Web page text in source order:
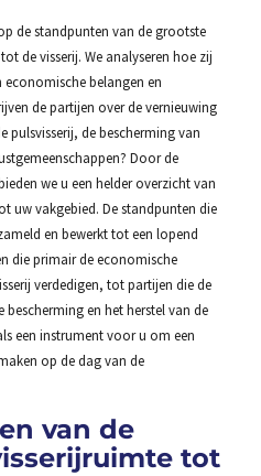
de standpunten van de grootste
de visserij. We analyseren hoe zij
belangen en
de partijen over de vernieuwing
de bescherming van
Door de
we u een helder overzicht van
uw vakgebied. De standpunten die
en bewerkt tot een lopend
die primair de economische
verdedigen, tot partijen die de
en het herstel van de
een instrument voor u om een
op de dag van de
van de
tot